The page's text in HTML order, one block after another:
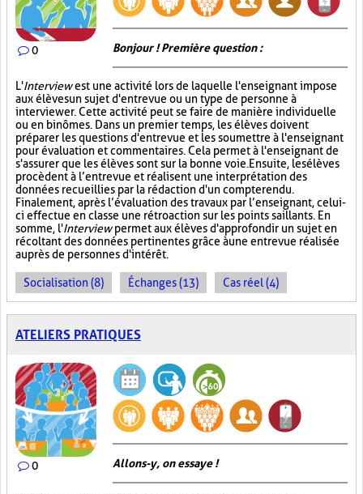
0 Bonjour ! Première question :
L'Interviewest une activité lors de laquelle l'enseignant impose
aux élèves un sujet d'entrevue ou un type de personne à
interviewer. Cette activité peut se faire de manière individuelle
ou en binômes. Dans un premier temps, les élèves doivent
préparer les questions d'entrevue et les soumettre à l'enseignant
pour évaluation et commentaires. Cela permet à l'enseignant de
s'assurer que les élèves sont sur la bonne voie. Ensuite, les élèves
procèdent à l’entrevue et réalisent une interprétation des
données recueillies par la rédaction d'un compte rendu.
Finalement, après l’évaluation des travaux par l’enseignant, celui-
ci effectue en classe une rétroaction sur les points saillants. En
somme, l'Interviewpermet aux élèves d'approfondir un sujet en
récoltant des données pertinentes grâce à une entrevue réalisée
auprès de personnes d'intérêt.
Socialisation (8) Échanges (13) Cas réel (4)
ATELIERS PRATIQUES
0 Allons-y, on essaye !